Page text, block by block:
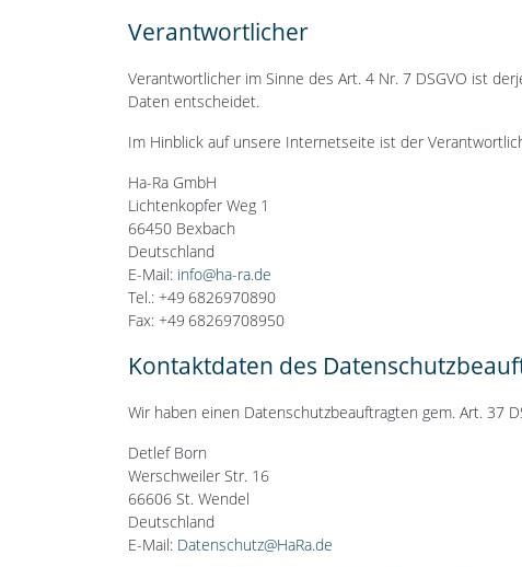
Verantwortlicher
Verantwortlicher im Sinne des Art. 4 Nr. 7 DSGVO ist
Daten entscheidet.
Im Hinblick auf unsere Internetseite ist der
Ha-Ra GmbH
Lichtenkopfer Weg 1
66450 Bexbach
Deutschland
E-Mail: info@ha-ra.de
Tel.: +49 6826970890
Fax: +49 68269708950
Kontaktdaten des
Wir haben einen Datenschutzbeauftragten gem. Art. 37
Detlef Born
Werschweiler Str. 16
66606 St. Wendel
Deutschland
E-Mail: Datenschutz@HaRa.de